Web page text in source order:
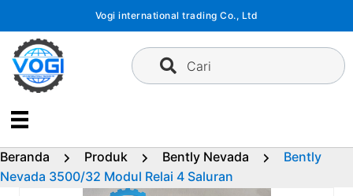
konten
Vogi international trading Co., Ltd
Cari
Beranda Produk Bently Nevada
Bently
Nevada 3500/32 Modul Relai 4 Saluran